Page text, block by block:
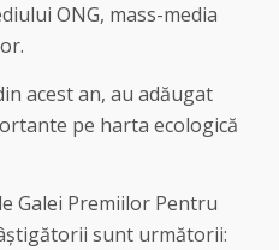
ONG, mass-media
acest an, au adăugat
pe harta ecologică
Galei Premiilor Pentru
sunt următorii: